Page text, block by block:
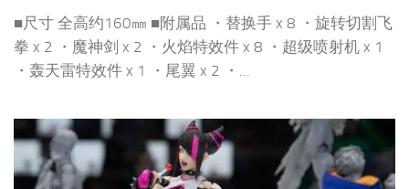
■尺寸 全高约160㎜ ■附属品 ・替换手 x 8 ・旋转切割飞
拳 x 2 ・魔神剑 x 2 ・火焰特效件 x 8 ・超级喷射机 x 1
・轰天雷特效件 x 1 ・尾翼 x 2 ・...